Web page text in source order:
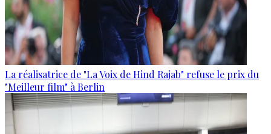
La réalisatrice de "La Voix de Hind Rajab" refuse le prix du
"Meilleur film" à Berlin